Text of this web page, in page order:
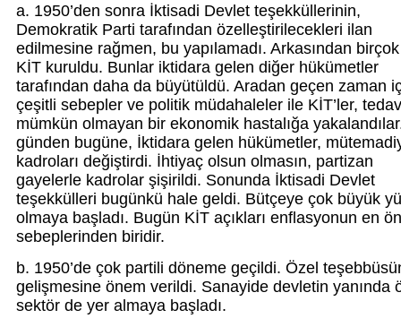
a. 1950’den sonra İktisadi Devlet teşekküllerinin,
Demokratik Parti tarafından özelleştirilecekleri ilan
edilmesine rağmen, bu yapılamadı. Arkasından
KİT kuruldu. Bunlar iktidara gelen diğer hükümetler
tarafından daha da büyütüldü. Aradan geçen zaman
çeşitli sebepler ve politik müdahaleler ile KİT’ler,
mümkün olmayan bir ekonomik hastalığa
günden bugüne, İktidara gelen hükümetler,
kadroları değiştirdi. İhtiyaç olsun olmasın, partizan
gayelerle kadrolar şişirildi. Sonunda İktisadi Devlet
teşekkülleri bugünkü hale geldi. Bütçeye çok büyük
olmaya başladı. Bugün KİT açıkları enflasyonun en
sebeplerinden biridir.
b. 1950’de çok partili döneme geçildi. Özel
gelişmesine önem verildi. Sanayide devletin yanında
sektör de yer almaya başladı.